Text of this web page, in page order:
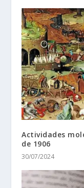
Actividades
de 1906
30/07/2024